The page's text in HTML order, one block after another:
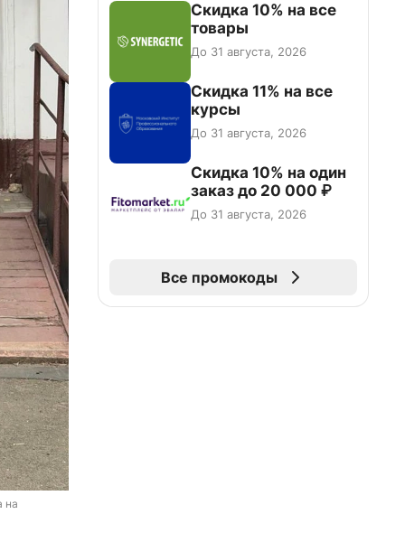
на
Скидка 10% на все
товары
До 31 августа, 2026
Скидка 11% на все
курсы
До 31 августа, 2026
Скидка 10% на один
заказ до 20 000 ₽
До 31 августа, 2026
Все промокоды